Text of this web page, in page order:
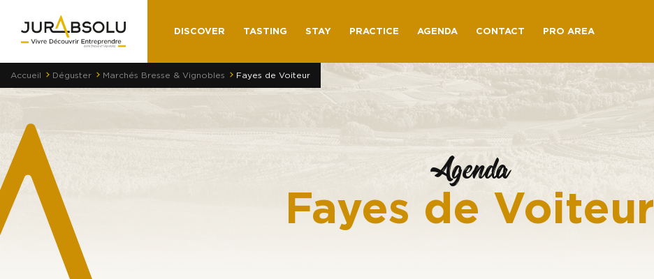
DISCOVER TASTING STAY PRACTICE AGENDA CONTACT PRO AREA
Accueil Déguster Marchés Bresse & Vignobles Fayes de Voiteur
Agenda
Fayes de Voiteur